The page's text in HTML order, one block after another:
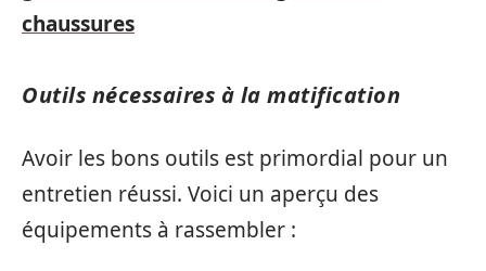
chaussures
Outils nécessaires à la matification
Avoir les bons outils est primordial pour un
entretien réussi. Voici un aperçu des
équipements à rassembler :